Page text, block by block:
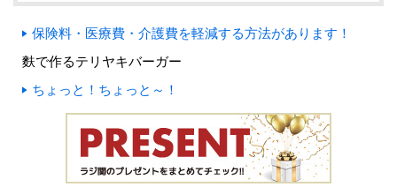
保険料・医療費・介護費を軽減する方法があります！
麩で作るテリヤキバーガー
ちょっと！ちょっと～！